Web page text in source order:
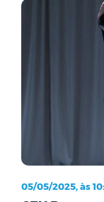
05/05/2025, às